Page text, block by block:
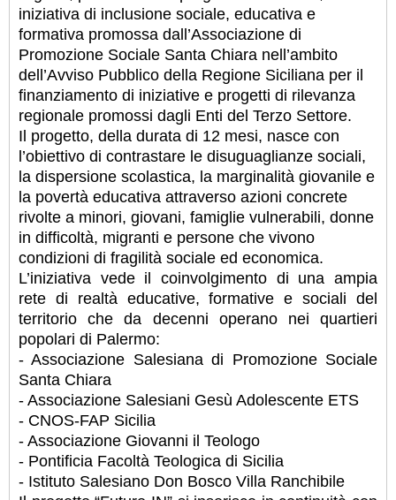
iniziativa di inclusione sociale, educativa e
formativa promossa dall’Associazione di
Promozione Sociale Santa Chiara nell’ambito
dell’Avviso Pubblico della Regione Siciliana per il
finanziamento di iniziative e progetti di rilevanza
regionale promossi dagli Enti del Terzo Settore.
Il progetto, della durata di 12 mesi, nasce con
l’obiettivo di contrastare le disuguaglianze sociali,
la dispersione scolastica, la marginalità giovanile e
la povertà educativa attraverso azioni concrete
rivolte a minori, giovani, famiglie vulnerabili, donne
in difficoltà, migranti e persone che vivono
condizioni di fragilità sociale ed economica.
L’iniziativa vede il coinvolgimento di una ampia
rete di realtà educative, formative e sociali del
territorio che da decenni operano nei quartieri
popolari di Palermo:
- Associazione Salesiana di Promozione Sociale
Santa Chiara
- Associazione Salesiani Gesù Adolescente ETS
- CNOS-FAP Sicilia
- Associazione Giovanni il Teologo
- Pontificia Facoltà Teologica di Sicilia
- Istituto Salesiano Don Bosco Villa Ranchibile